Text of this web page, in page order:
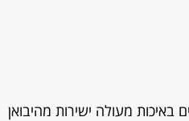
מעולה ישירות מהיבואן